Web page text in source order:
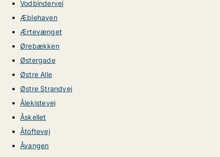
Vodbindervej
Æblehaven
Ærtevænget
Ørebækken
Østergade
Østre Alle
Østre Strandvej
Ålekistevej
Åskellet
Åtoftevej
Åvangen